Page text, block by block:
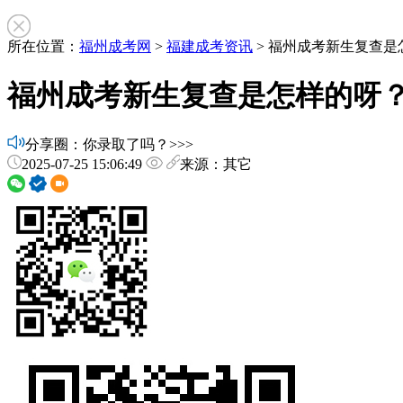
所在位置： 福州成考网 > 福建成考资讯 > 福州成考新生复查是
福州成考新生复查是怎样的呀？
分享圈：你录取了吗？>>>
2025-07-25 15:06:49
来源：其它